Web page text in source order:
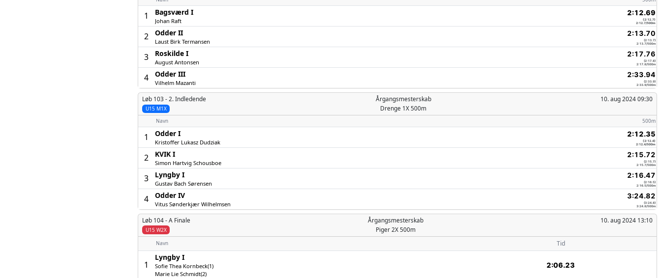
1 Bagsværd I
Johan Raft
2:12.69
(2:12.7)
2:12.7/500m
2 Odder II
Laust Birk Termansen
2:13.70
(2:13.7)
2:13.7/500m
3 Roskilde I
August Antonsen
2:17.76
(2:17.8)
2:17.8/500m
4 Odder III
Vilhelm Mazanti
2:33.94
(2:33.9)
2:33.9/500m
Løb 103 - 2. Indledende Årgangsmesterskab 10. aug 2024 09:30
U15 M1X Drenge 1X 500m
Navn 500m
1 Odder I
Kristoffer Lukasz Dudziak
2:12.35
(2:12.4)
2:12.4/500m
2 KVIK I
Simon Hartvig Schousboe
2:15.72
(2:15.7)
2:15.7/500m
3 Lyngby I
Gustav Bach Sørensen
2:16.47
(2:16.5)
2:16.5/500m
4 Odder IV
Vitus Sønderkjær Wilhelmsen
3:24.82
(3:24.8)
3:24.8/500m
Løb 104 -A Finale Årgangsmesterskab 10. aug 2024 13:10
U15 W2X Piger 2X 500m
Navn Tid
1
Lyngby I
Sofie Thea Kornbeck(1)
Marie Lie Schmidt(2)
2:06.23